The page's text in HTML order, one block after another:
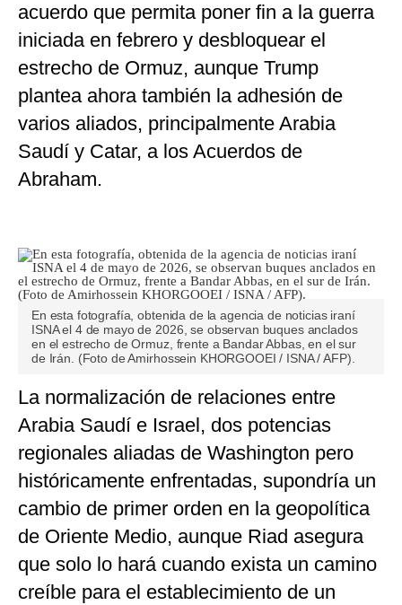
acuerdo que permita poner fin a la guerra
iniciada en febrero y desbloquear el
estrecho de Ormuz, aunque Trump
plantea ahora también la adhesión de
varios aliados, principalmente Arabia
Saudí y Catar, a los Acuerdos de
Abraham.
En esta fotografía, obtenida de la agencia de noticias iraní
ISNA el 4 de mayo de 2026, se observan buques anclados
en el estrecho de Ormuz, frente a Bandar Abbas, en el sur
de Irán. (Foto de Amirhossein KHORGOOEI / ISNA / AFP).
La normalización de relaciones entre
Arabia Saudí e Israel, dos potencias
regionales aliadas de Washington pero
históricamente enfrentadas, supondría un
cambio de primer orden en la geopolítica
de Oriente Medio, aunque Riad asegura
que solo lo hará cuando exista un camino
creíble para el establecimiento de un